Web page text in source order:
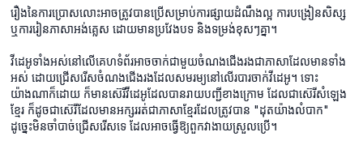
រឿង​នៃ​ការ​ប្រោសលោះ​អាច​ត្រូវ​បាន​ប្រើ​សម្រាប់​ការផ្សាយ​ដំណឹងល្អ ការ​បង្រៀន​សិស្ស
ឬ​ការ​រៀន​ភាសា​អង់គ្លេស ដោយ​មាន​ប្រវែង​បទ និង​ទម្រង់​ខុសៗ​គ្នា។
វីដេអូទាំងអស់នៅលើគេហទំព័រអាចចាក់ជាមួយចំណងជើងរងជាភាសាដែលមានទាំង
អស់ ដោយជ្រើសរើសចំណងជើងរងដែលសមរម្យនៅលើរបារចាក់វីដេអូ។ ទោះ
យ៉ាងណាក៏ដោយ ក៏មានស៊េរីវីដេអូដែលបានរាយបញ្ជីខាងក្រោម ដែលជាស៊េរីសំឡេង
ខ្មែរ ក៏ដូចជាស៊េរីដែលមានអក្សររត់ជាភាសាខ្មែរដែលត្រូវបាន "ដុតយ៉ាងលំបាក"
ដូច្នេះមិនចាំបាច់ជ្រើសរើសទេ ដែលអាចធ្វើឱ្យពួកវាងាយស្រួលប្រើ។